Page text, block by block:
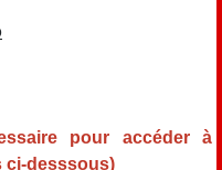
pour accéder à
ci-desssous)